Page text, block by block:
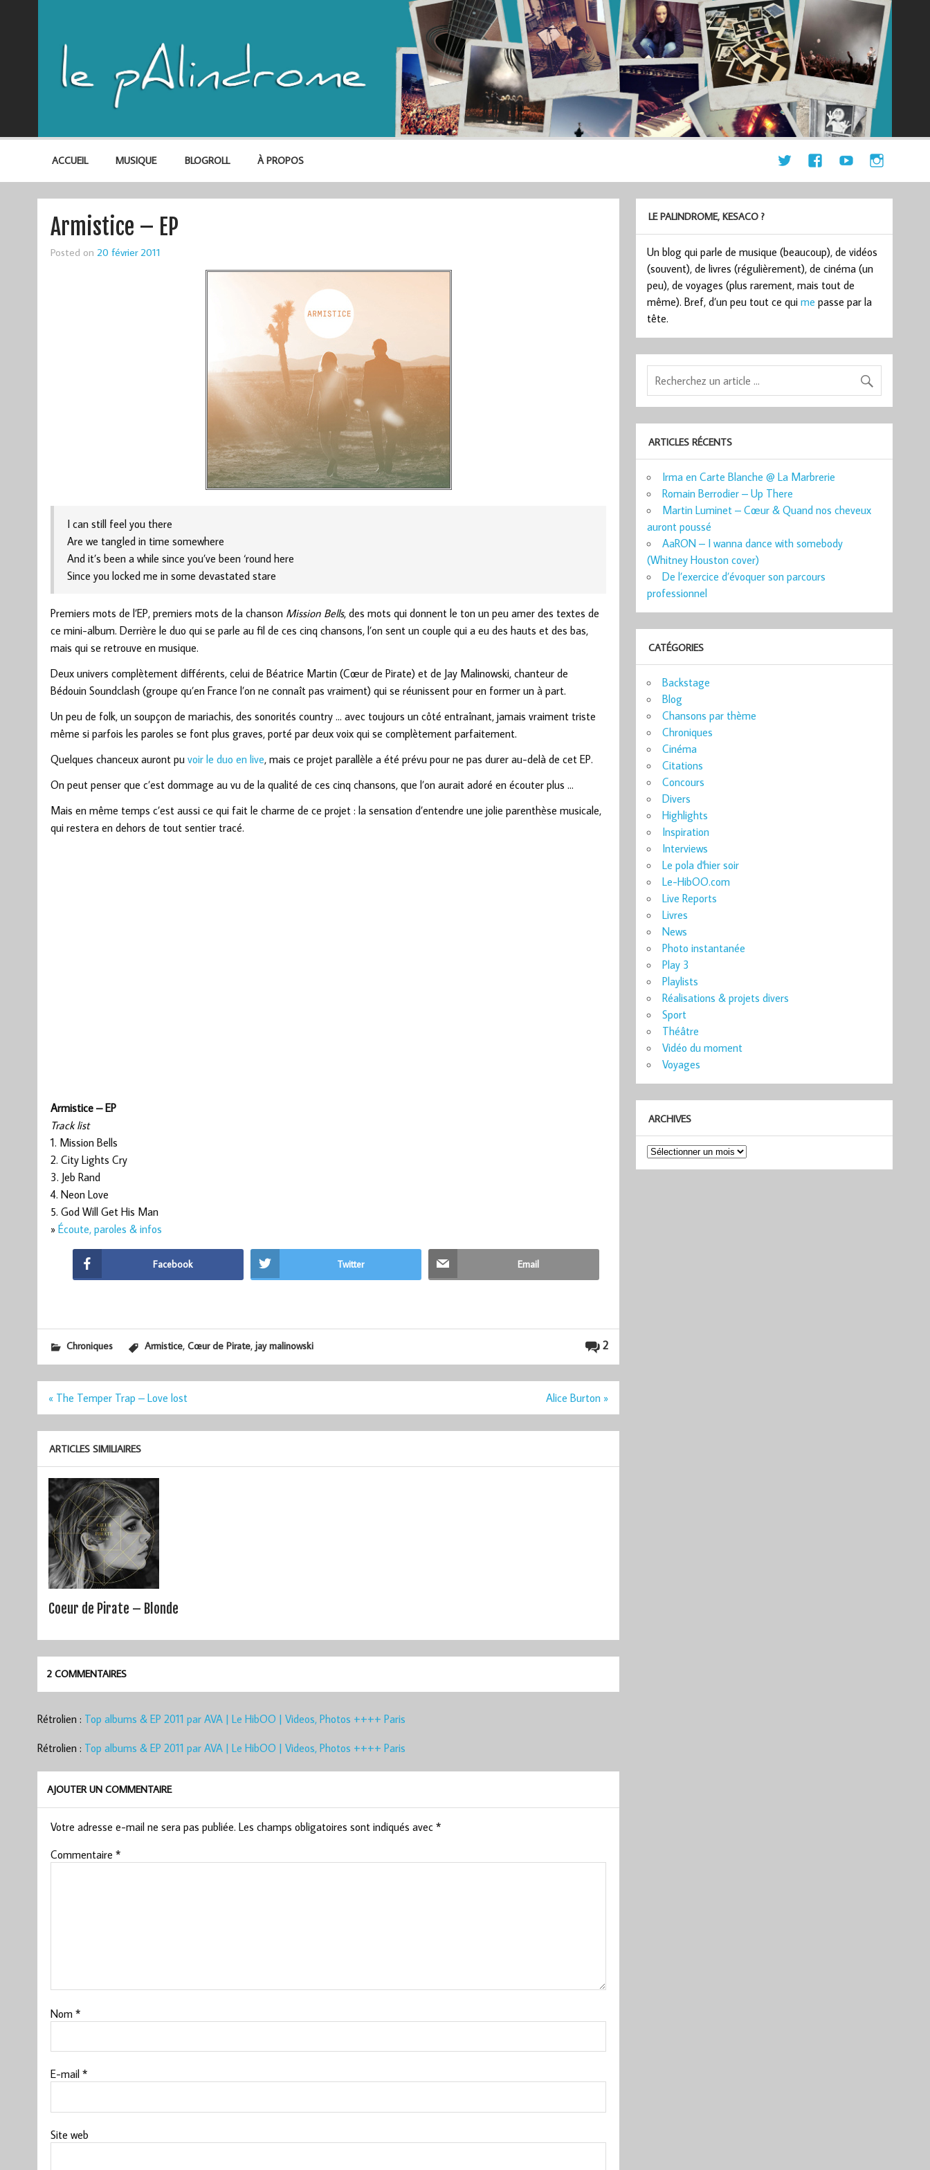
ACCUEIL MUSIQUE BLOGROLL À PROPOS
Armistice – EP
Posted on 20 février 2011
I can still feel you there
Are we tangled in time somewhere
And it’s been a while since you’ve been ‘round here
Since you locked me in some devastated stare
Premiers mots de l’EP, premiers mots de la chanson Mission Bells, des mots qui donnent le ton un peu amer des textes de
ce mini-album. Derrière le duo qui se parle au fil de ces cinq chansons, l’on sent un couple qui a eu des hauts et des bas,
mais qui se retrouve en musique.
Deux univers complètement différents, celui de Béatrice Martin (Cœur de Pirate) et de Jay Malinowski, chanteur de
Bédouin Soundclash (groupe qu’en France l’on ne connaît pas vraiment) qui se réunissent pour en former un à part.
Un peu de folk, un soupçon de mariachis, des sonorités country … avec toujours un côté entraînant, jamais vraiment triste
même si parfois les paroles se font plus graves, porté par deux voix qui se complètement parfaitement.
Quelques chanceux auront pu voir le duo en live, mais ce projet parallèle a été prévu pour ne pas durer au-delà de cet EP.
On peut penser que c’est dommage au vu de la qualité de ces cinq chansons, que l’on aurait adoré en écouter plus …
Mais en même temps c’est aussi ce qui fait le charme de ce projet : la sensation d’entendre une jolie parenthèse musicale,
qui restera en dehors de tout sentier tracé.
Armistice – EP
Track list
1. Mission Bells
2. City Lights Cry
3. Jeb Rand
4. Neon Love
5. God Will Get His Man
» Écoute, paroles & infos
Facebook Twitter Email
2
Chroniques Armistice, Cœur de Pirate, jay malinowski
Navigation
l’article
« The Temper Trap – Love lost Alice Burton »
ARTICLES SIMILIAIRES
Coeur de Pirate – Blonde
2 COMMENTAIRES
Rétrolien : Top albums & EP 2011 par AVA | Le HibOO | Videos, Photos ++++ Paris
Rétrolien : Top albums & EP 2011 par AVA | Le HibOO | Videos, Photos ++++ Paris
AJOUTER UN COMMENTAIRE
Votre adresse e-mail ne sera pas publiée. Les champs obligatoires sont indiqués avec *
Commentaire *
Nom *
E-mail *
Site web
LE PALINDROME, KESACO ?
Un blog qui parle de musique (beaucoup), de vidéos
(souvent), de livres (régulièrement), de cinéma (un
peu), de voyages (plus rarement, mais tout de
même). Bref, d’un peu tout ce quime passe par la
tête.
ARTICLES RÉCENTS
Irma en Carte Blanche @ La Marbrerie
Romain Berrodier – Up There
Martin Luminet – Cœur & Quand nos cheveux
auront poussé
AaRON – I wanna dance with somebody
(Whitney Houston cover)
De l’exercice d’évoquer son parcours
professionnel
CATÉGORIES
Backstage
Blog
Chansons par thème
Chroniques
Cinéma
Citations
Concours
Divers
Highlights
Inspiration
Interviews
Le pola d'hier soir
Le-HibOO.com
Live Reports
Livres
News
Photo instantanée
Play 3
Playlists
Réalisations & projets divers
Sport
Théâtre
Vidéo du moment
Voyages
ARCHIVES
Archives